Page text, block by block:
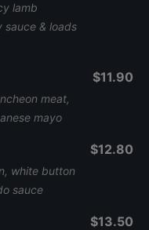
lamb
& loads
meat,
mayo
$11.90
white button
sauce
$12.80
$13.50